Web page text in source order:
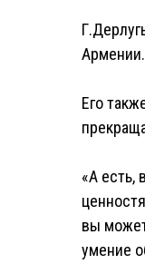
Армении.
Его
«А есть,
вы
умение